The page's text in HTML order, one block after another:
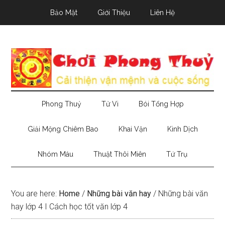
Bảo Mật Giới Thiệu Liên Hệ
Phong Thuỷ Tử Vi Bói Tổng Hợp
Giải Mộng Chiêm Bao Khai Vận Kinh Dịch
Nhóm Máu Thuật Thôi Miên Tứ Trụ
You are here: Home / Những bài văn hay / Những bài văn
hay lớp 4 I Cách học tốt văn lớp 4